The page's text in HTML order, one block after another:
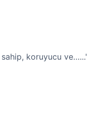
koruyucu ve…...'